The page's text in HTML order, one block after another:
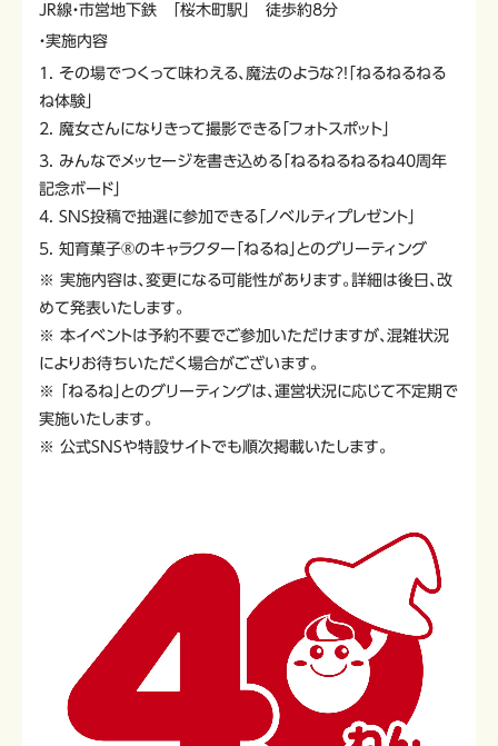
JR線・市営地下鉄 「桜木町駅」 徒歩約8分
・実施内容
1. その場でつくって味わえる、魔法のような?!「ねるねるねる
ね体験」
2. 魔女さんになりきって撮影できる「フォトスポット」
3. みんなでメッセージを書き込める「ねるねるねるね40周年
記念ボード」
4. SNS投稿で抽選に参加できる「ノベルティプレゼント」
5. 知育菓子®のキャラクター「ねるね」とのグリーティング
※ 実施内容は、変更になる可能性があります。詳細は後日、改
めて発表いたします。
※ 本イベントは予約不要でご参加いただけますが、混雑状況
によりお待ちいただく場合がございます。
※ 「ねるね」とのグリーティングは、運営状況に応じて不定期で
実施いたします。
※ 公式SNSや特設サイトでも順次掲載いたします。